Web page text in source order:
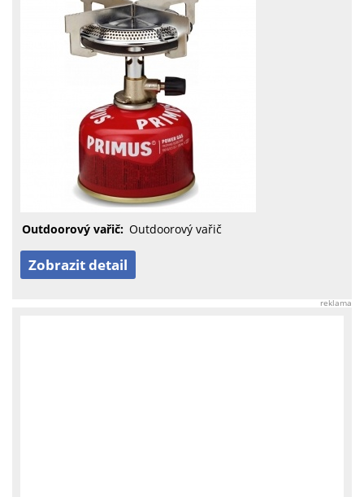
Outdoorový vařič: Outdoorový vařič
Zobrazit detail
reklama